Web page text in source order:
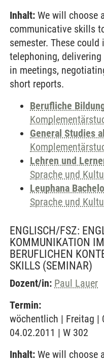
Inhalt: We will choose
communicative skills
semester. These
telephoning,
in meetings,
short reports.
Berufliche
General Studies
Lehren und
Sprache und
Leuphana
Sprache und
ENGLISCH/FSZ:
KOMMUNIKATION
BERUFLICHEN
SKILLS (SEMINAR)
Dozent/in: Paul Lauer
Termin:
wöchentlich | Freitag |
04.02.2011 | W 302
Inhalt: We will choose